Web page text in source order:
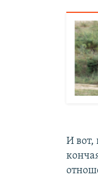
И вот,